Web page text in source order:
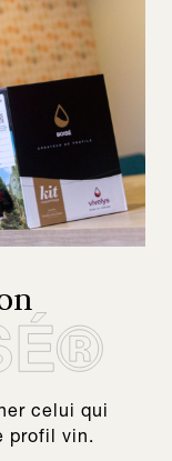
celui qui
profil vin.